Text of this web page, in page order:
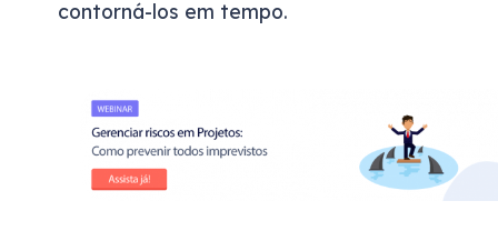
contorná-los em tempo.